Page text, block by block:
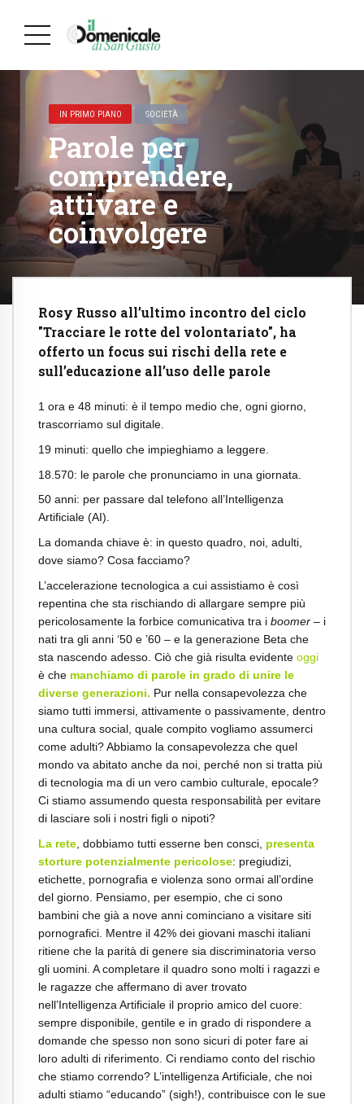
IN PRIMO PIANO SOCIETÀ
Parole per
comprendere,
attivare e
coinvolgere
Rosy Russo all’ultimo incontro del ciclo
"Tracciare le rotte del volontariato", ha
offerto un focus sui rischi della rete e
sull’educazione all’uso delle parole
1 ora e 48 minuti: è il tempo medio che, ogni giorno,
trascorriamo sul digitale.
19 minuti: quello che impieghiamo a leggere.
18.570: le parole che pronunciamo in una giornata.
50 anni: per passare dal telefono all’Intelligenza
Artificiale (AI).
La domanda chiave è: in questo quadro, noi, adulti,
dove siamo? Cosa facciamo?
L’accelerazione tecnologica a cui assistiamo è così
repentina che sta rischiando di allargare sempre più
pericolosamente la forbice comunicativa tra i boomer – i
nati tra gli anni ‘50 e ’60 – e la generazione Beta che
sta nascendo adesso. Ciò che già risulta evidente oggi
è che manchiamo di parole in grado di unire le
diverse generazioni. Pur nella consapevolezza che
siamo tutti immersi, attivamente o passivamente, dentro
una cultura social, quale compito vogliamo assumerci
come adulti? Abbiamo la consapevolezza che quel
mondo va abitato anche da noi, perché non si tratta più
di tecnologia ma di un vero cambio culturale, epocale?
Ci stiamo assumendo questa responsabilità per evitare
di lasciare soli i nostri figli o nipoti?
La rete , dobbiamo tutti esserne ben consci, presenta
storture potenzialmente pericolose: pregiudizi,
etichette, pornografia e violenza sono ormai all’ordine
del giorno. Pensiamo, per esempio, che ci sono
bambini che già a nove anni cominciano a visitare siti
pornografici. Mentre il 42% dei giovani maschi italiani
ritiene che la parità di genere sia discriminatoria verso
gli uomini. A completare il quadro sono molti i ragazzi e
le ragazze che affermano di aver trovato
nell’Intelligenza Artificiale il proprio amico del cuore:
sempre disponibile, gentile e in grado di rispondere a
domande che spesso non sono sicuri di poter fare ai
loro adulti di riferimento. Ci rendiamo conto del rischio
che stiamo correndo? L’intelligenza Artificiale, che noi
adulti stiamo “educando” (sigh!), contribuisce con le sue